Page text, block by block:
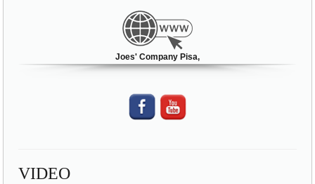
Joes' Company Pisa,
VIDEO